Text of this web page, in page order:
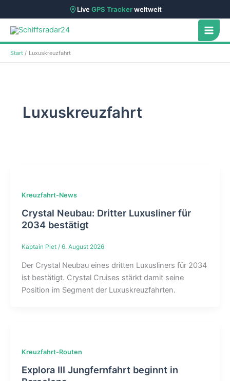
LiveGPS Trackerweltweit
Zum
Inhalt
springen
Start Luxuskreuzfahrt
Luxuskreuzfahrt
Kreuzfahrt-News
Crystal Neubau: Dritter Luxusliner für
2034 bestätigt
Kaptain Piet / 6. August 2026
Der Crystal Neubau eines dritten Luxusliners für 2034
ist bestätigt. Crystal Cruises stärkt damit seine
Position im Segment der Luxuskreuzfahrten.
Kreuzfahrt-Routen
Explora III Jungfernfahrt beginnt in